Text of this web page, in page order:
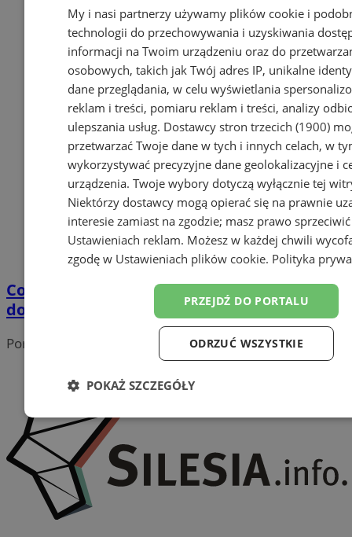
Co zrobić ze świąteczną choinką? Oddaj ją
do MPGiK!
Portal należy do sieci
My i nasi partnerzy używamy plików cookie i
technologii do przechowywania i uzyskiwania
informacji na Twoim urządzeniu oraz do
osobowych, takich jak Twój adres IP, unikalne
dane przeglądania, w celu wyświetlania
reklam i treści, pomiaru reklam i treści, analizy
ulepszania usług. Dostawcy stron trzecich (1900)
przetwarzać Twoje dane w tych i innych celach, w
wykorzystywać precyzyjne dane geolokalizacyjne i
urządzenia. Twoje wybory dotyczą wyłącznie tej
Niektórzy dostawcy mogą opierać się na prawnie
interesie zamiast na zgodzie; masz prawo
Ustawieniach reklam. Możesz w każdej chwili
zgodę w Ustawieniach plików cookie. Polityka
PRZEJDŹ DO PORTALU
ODRZUĆ WSZYSTKIE
POKAŻ SZCZEGÓŁY
Niezbędne Wydajność Targetowanie
Niesklasyfikowane